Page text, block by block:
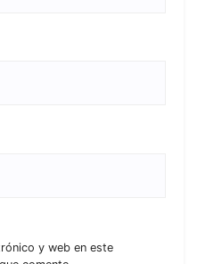
y web en este